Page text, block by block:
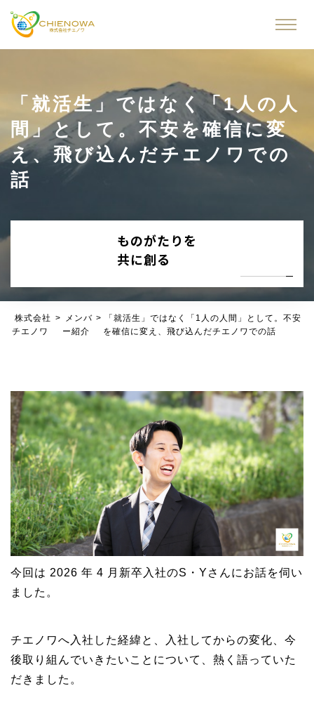
「就活生」ではなく「1人の人
間」として。不安を確信に変
え、飛び込んだチエノワでの
話
ものがたりを
共に創る
株式会社
チエノワ
>
メンバ
ー紹介
>
「就活生」ではなく「1人の人間」として。不安
を確信に変え、飛び込んだチエノワでの話
今回は 2026 年 4 月新卒入社のS・Yさんにお話を伺い
ました。
チエノワへ入社した経緯と、入社してからの変化、今
後取り組んでいきたいことについて、熱く語っていた
だきました。